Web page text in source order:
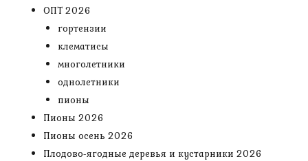
ОПТ 2026
гортензии
клематисы
многолетники
однолетники
пионы
Пионы 2026
Пионы осень 2026
Плодово-ягодные деревья и кустарники 2026